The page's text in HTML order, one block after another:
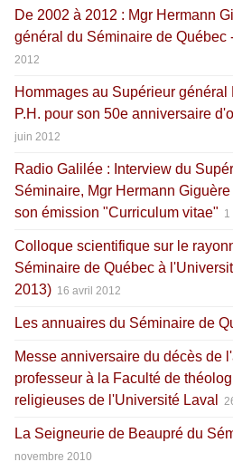
De 2002 à 2012 : Mgr Hermann
général du Séminaire de Québec
2012
Hommages au Supérieur
P.H. pour son 50e anniversaire
juin 2012
Radio Galilée : Interview du
Séminaire, Mgr Hermann
son émission "Curriculum vitae" 1
Colloque scientifique sur le
Séminaire de Québec à
2013) 16 avril 2012
Les annuaires du Séminaire de
Messe anniversaire du décès de
professeur à la Faculté de
religieuses de l'Université Laval
La Seigneurie de Beaupré du
novembre 2010